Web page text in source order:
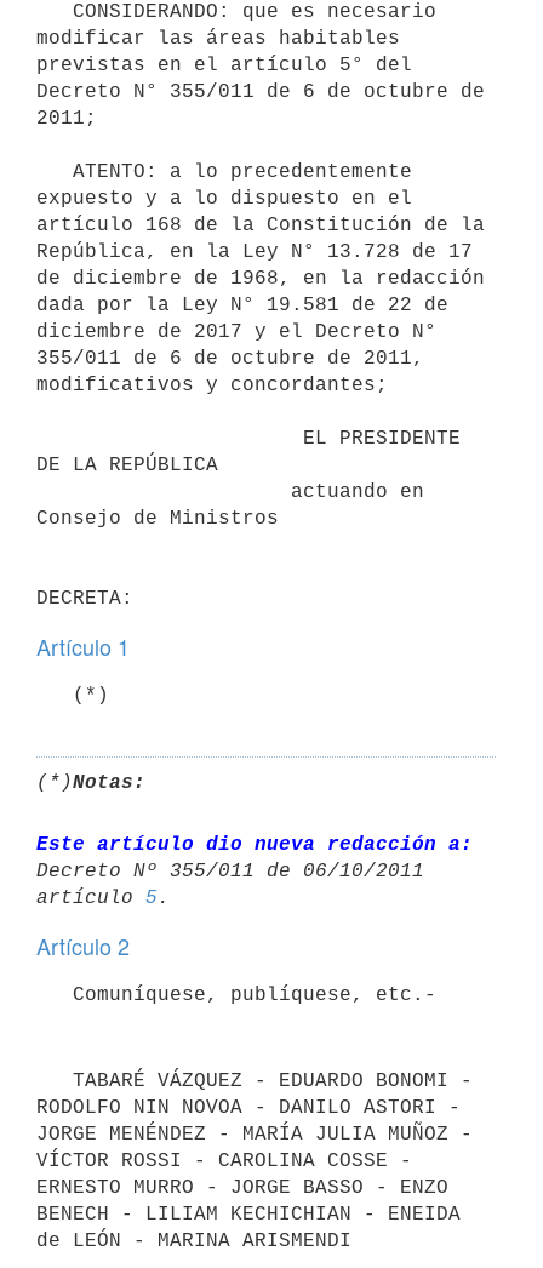
modificar las áreas habitables
previstas en el artículo 5° del
Decreto N° 355/011 de 6 de octubre de
2011;
expuesto y a lo dispuesto en el
artículo 168 de la Constitución de la
República, en la Ley N° 13.728 de 17
de diciembre de 1968, en la redacción
dada por la Ley N° 19.581 de 22 de
diciembre de 2017 y el Decreto N°
355/011 de 6 de octubre de 2011,
modificativos y concordantes;
DE LA REPÚBLICA
Consejo de Ministros
Artículo 1
(*)Notas:
Este artículo dio nueva redacción a:
Decreto Nº 355/011 de 06/10/2011
artículo 5
Artículo 2
RODOLFO NIN NOVOA - DANILO ASTORI -
JORGE MENÉNDEZ - MARÍA JULIA MUÑOZ -
VÍCTOR ROSSI - CAROLINA COSSE -
ERNESTO MURRO - JORGE BASSO - ENZO
BENECH - LILIAM KECHICHIAN - ENEIDA
de LEÓN - MARINA ARISMENDI